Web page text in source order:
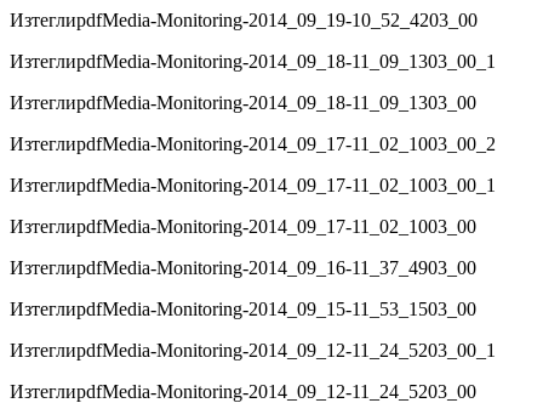
ИзтеглиpdfMedia-Monitoring-2014_09_19-10_52_4203_00
ИзтеглиpdfMedia-Monitoring-2014_09_18-11_09_1303_00_1
ИзтеглиpdfMedia-Monitoring-2014_09_18-11_09_1303_00
ИзтеглиpdfMedia-Monitoring-2014_09_17-11_02_1003_00_2
ИзтеглиpdfMedia-Monitoring-2014_09_17-11_02_1003_00_1
ИзтеглиpdfMedia-Monitoring-2014_09_17-11_02_1003_00
ИзтеглиpdfMedia-Monitoring-2014_09_16-11_37_4903_00
ИзтеглиpdfMedia-Monitoring-2014_09_15-11_53_1503_00
ИзтеглиpdfMedia-Monitoring-2014_09_12-11_24_5203_00_1
ИзтеглиpdfMedia-Monitoring-2014_09_12-11_24_5203_00